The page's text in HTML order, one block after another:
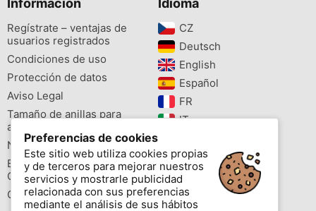
Regístrate – ventajas de
usuarios registrados
Condiciones de uso
Protección de datos
Aviso Legal
Tamaño de anillas para
aves
Newsletter
Buscador de especies
Cites
Colores de las anillas
CZ‎
Deutsch‎
English‎
Español‎
FR‎
IT‎
PL‎
PT‎
Preferencias de cookies
Este sitio web utiliza cookies propias
y de terceros para mejorar nuestros
servicios y mostrarle publicidad
relacionada con sus preferencias
mediante el análisis de sus hábitos